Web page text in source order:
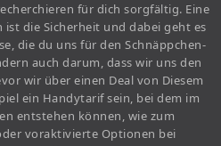
für dich sorgfältig. Eine
die Sicherheit und dabei geht es
die du uns für den Schnäppchen-
auch darum, dass wir uns den
wir über einen Deal von Diesem
ein Handytarif sein, bei dem im
entstehen können, wie zum
voraktivierte Optionen bei